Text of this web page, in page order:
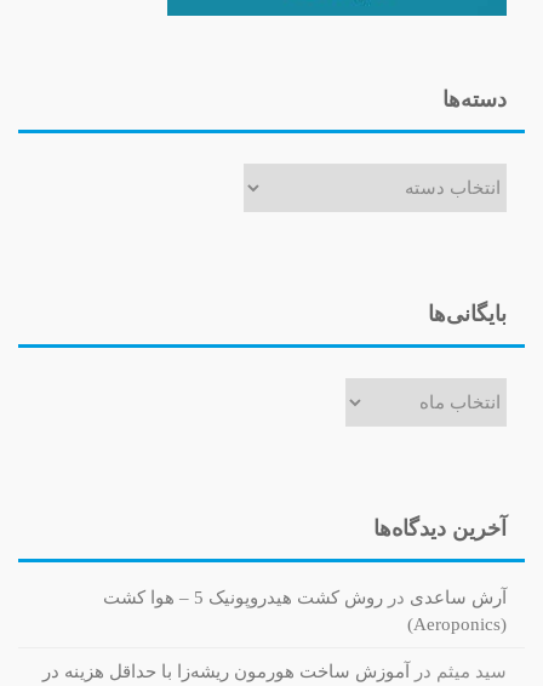
دسته‌ها
بایگانی‌ها
آخرین دیدگاه‌ها
آرش ساعدی در
روش کشت هیدروپونیک 5 – هوا کشت
(Aeroponics)
سید میثم در
آموزش ساخت هورمون ریشه‌زا با حداقل هزینه در